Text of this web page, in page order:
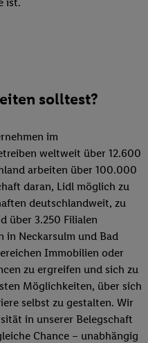
solltest?
im
weltweit über 12.600
arbeiten über 100.000
daran, Lidl möglich zu
deutschlandweit, zu
über 3.250 Filialen
in Neckarsulm und Bad
Immobilien oder
zu ergreifen und sich zu
Möglichkeiten, über sich
selbst zu gestalten. Wir
in unserer Belegschaft
Chance – unabhängig